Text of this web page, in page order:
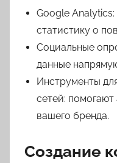
Google
статистику о
Социальные
данные
Инструменты
сетей:
вашего бренда.
Создание